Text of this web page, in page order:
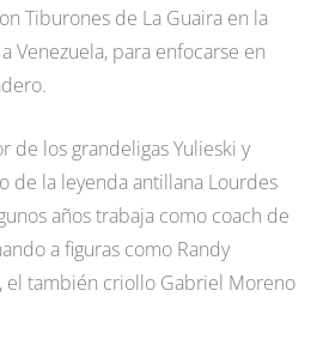
Tiburones de La Guaira en la
Venezuela, para enfocarse en
de los grandeligas Yulieski y
de la leyenda antillana Lourdes
años trabaja como coach de
a figuras como Randy
el también criollo Gabriel Moreno